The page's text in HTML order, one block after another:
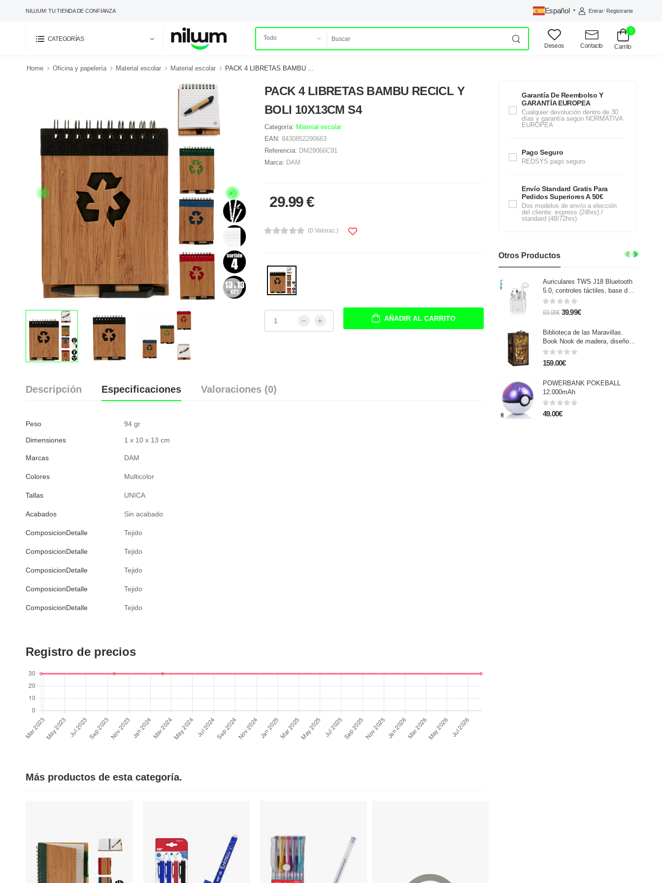
NILUUM: TU TIENDA DE CONFIANZA Español ▼ Entrar/ Registrarte
CATEGORÍAS
Deseos
Contacto
0
Carrito
Home Oficina y papelería Material escolar Material escolar PACK 4 LIBRETAS BAMBU ...
PACK 4 LIBRETAS BAMBU RECICL Y
BOLI 10X13CM S4
Categoría: Material escolar
EAN: 8430852290663
Referencia: DM29066C91
Marca: DAM
29.99 €
(0 Valorac.)
AÑADIR AL CARRITO
Descripción Especificaciones Valoraciones (0)
Peso 94 gr
Dimensiones 1 x 10 x 13 cm
Marcas DAM
Colores Multicolor
Tallas UNICA
Acabados Sin acabado
ComposicionDetalle Tejido
ComposicionDetalle Tejido
ComposicionDetalle Tejido
ComposicionDetalle Tejido
ComposicionDetalle Tejido
Registro de precios
Más productos de esta categoría.
Garantía De Reembolso Y
GARANTÍA EUROPEA
Cualquier devolución dentro de 30
días y garantía según NORMATIVA
EUROPEA
Pago Seguro
REDSYS pago seguro
Envío Standard Gratis Para
Pedidos Superiores A 50€
Dos modelos de envío a elección
del cliente: express (24hrs) /
standard (48/72hrs)
Otros Productos
Auriculares TWS J18 Bluetooth
5.0, controles táctiles, base de
carga 300mAh.
83.99€ 39.99€
Biblioteca de las Maravillas.
Book Nook de madera, diseño
3D realista con gran detalle,
cubierta y luces led.
159.00€
POWERBANK POKEBALL
12.000mAh
49.00€